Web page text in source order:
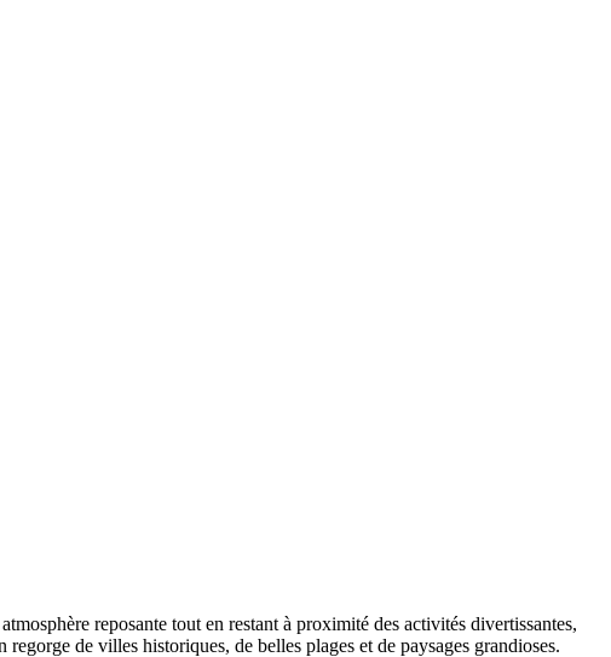
reposante tout en restant à proximité des activités divertissantes,
de villes historiques, de belles plages et de paysages grandioses.